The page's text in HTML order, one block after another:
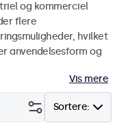
og kommerciel
flere
hvilket
anvendelsesform og
Vis mere
Sortere: